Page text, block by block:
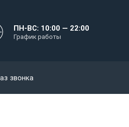
ПН-ВС: 10:00 — 22:00
График работы
звонка